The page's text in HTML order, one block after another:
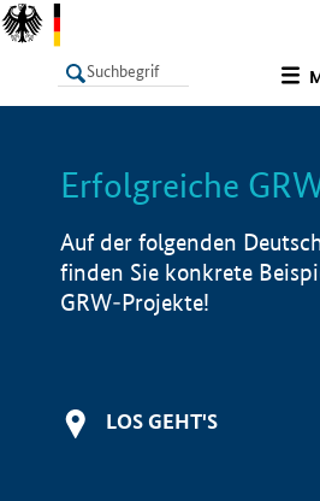
LISTE
Erfolgreiche
Auf der folgenden
finden Sie konkrete
GRW-Projekte!
LOS GEHT'S